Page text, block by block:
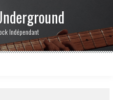
Indépendant